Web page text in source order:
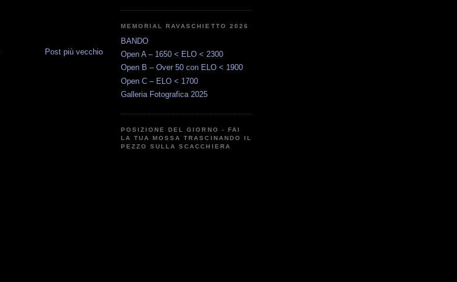
Post più vecchio
MEMORIAL RAVASCHIETTO 2026
BANDO
Open A – 1650 < ELO < 2300
Open B – Over 50 con ELO < 1900
Open C – ELO < 1700
Galleria Fotografica 2025
POSIZIONE DEL GIORNO - FAI
LA TUA MOSSA TRASCINANDO IL
PEZZO SULLA SCACCHIERA